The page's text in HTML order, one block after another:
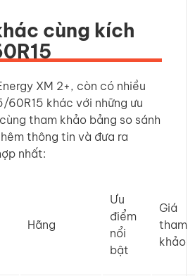
cùng kích
XM 2+, còn có nhiều
60R15 khác với những ưu
tham khảo bảng so sánh
thông tin và đưa ra
nhất:
Hãng
Ưu
điểm
nổi
bật
Giá
tham
khảo